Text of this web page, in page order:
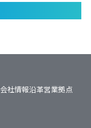
会社情報沿革営業拠点